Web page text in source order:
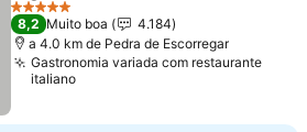
Ver preços
5 Estrelas
8,2 Muito boa
4.184
a 4.0 km de Pedra de Escorregar
Gastronomia variada com restaurante
italiano